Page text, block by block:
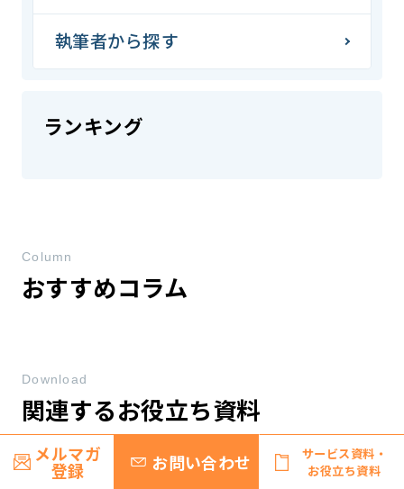
執筆者から探す
ランキング
おすすめコラム
Column
関連するお役立ち資料
Download
メルマガ
登録 お問い合わせ
サービス資料・
お役立ち資料